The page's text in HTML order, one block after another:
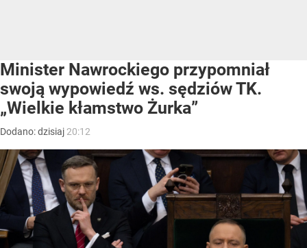
Minister Nawrockiego przypomniał
swoją wypowiedź ws. sędziów TK.
„Wielkie kłamstwo Żurka”
Dodano:dzisiaj 20:12